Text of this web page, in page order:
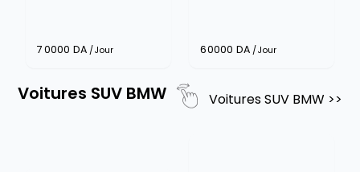
70000 DA /Jour 60000 DA /Jour
Voitures SUV BMW Voitures SUV BMW >>